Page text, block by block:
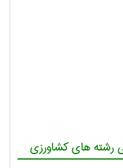
های کشاورزی